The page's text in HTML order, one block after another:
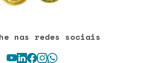
nas redes sociais
Youtube
LinkedIn
Facebook
Instagram
WhatsApp